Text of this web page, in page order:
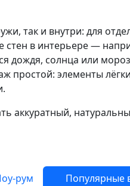
так и внутри: для
стен в интерьере —
дождя, солнца или
простой: элементы
аккуратный,
рум Популярные